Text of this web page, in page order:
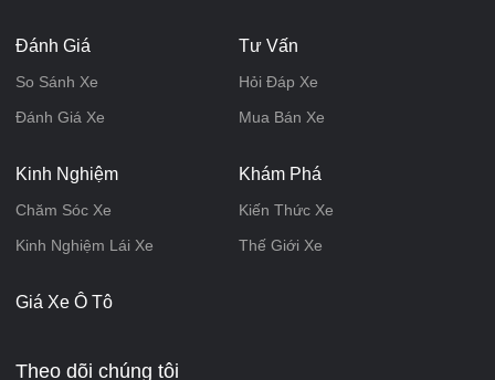
Đánh Giá
So Sánh Xe
Đánh Giá Xe
Tư Vấn
Hỏi Đáp Xe
Mua Bán Xe
Kinh Nghiệm
Chăm Sóc Xe
Kinh Nghiệm Lái Xe
Khám Phá
Kiến Thức Xe
Thế Giới Xe
Giá Xe Ô Tô
Theo dõi chúng tôi